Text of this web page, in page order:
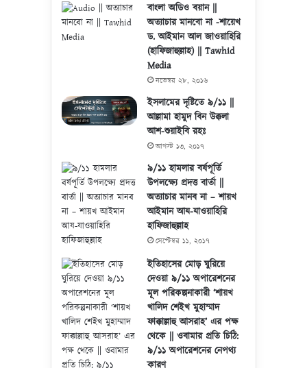
বাংলা অডিও বয়ান ||
অত্যাচার মানবো না -শায়েখ
ড. আইমান আল জাওয়াহিরি
(হাফিজাহুল্লাহ) || Tawhid
Media
নভেম্বর ২৮, ২০১৬
ইসলামের দৃষ্টিতে ৯/১১ ||
আল্লামা হামুদ বিন উক্কলা
আশ-শুয়াইবি রহঃ
আগস্ট ১৩, ২০১৭
৯/১১ হামলার বর্ষপূর্তি
উপলক্ষ্যে প্রদত্ত বার্তা ||
অত্যাচার মানব না – শায়খ
আইমান আয-যাওয়াহিরি
হাফিজাহুল্লাহ
সেপ্টেম্বর ১১, ২০১৭
ইতিহাসের মোড় ঘুরিয়ে
দেওয়া ৯/১১ অপারেশনের
মূল পরিকল্পনাকারী ‘শায়খ
খালিদ শেইখ মুহাম্মাদ
ফাক্কাল্লাহু আসরাহ’ এর পক্ষ
থেকে || ওবামার প্রতি চিঠি:
৯/১১ অপারেশনের নেপথ্য
কারণ